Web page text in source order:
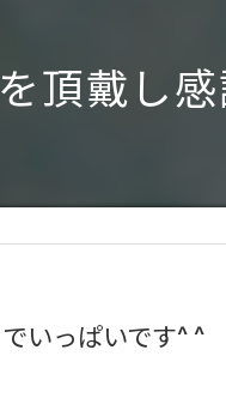
頂戴し
いっぱいです^ ^